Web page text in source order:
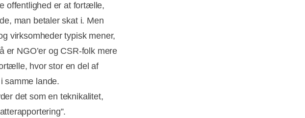
offentlighed er at fortælle,
man betaler skat i. Men
virksomheder typisk mener,
NGO’er og CSR-folk mere
hvor stor en del af
samme lande.
det som en teknikalitet,